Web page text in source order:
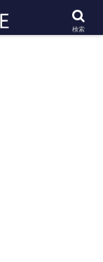
広く紹介
検索